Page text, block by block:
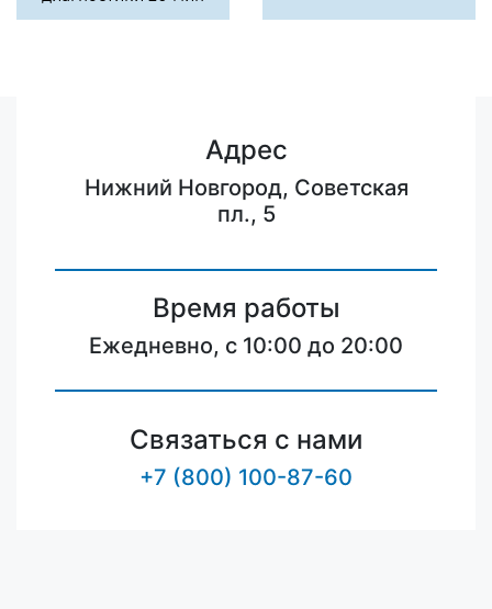
Адрес
Нижний Новгород, Советская
пл., 5
Время работы
Ежедневно, с 10:00 до 20:00
Связаться с нами
+7 (800) 100-87-60